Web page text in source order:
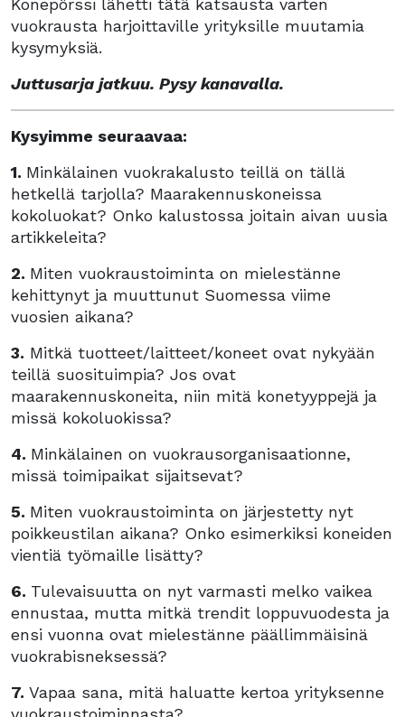
Konepörssi lähetti tätä katsausta varten
vuokrausta harjoittaville yrityksille muutamia
kysymyksiä.
Juttusarja jatkuu. Pysy kanavalla.
Kysyimme seuraavaa:
1. Minkälainen vuokrakalusto teillä on tällä
hetkellä tarjolla? Maarakennuskoneissa
kokoluokat? Onko kalustossa joitain aivan uusia
artikkeleita?
2. Miten vuokraustoiminta on mielestänne
kehittynyt ja muuttunut Suomessa viime
vuosien aikana?
3. Mitkä tuotteet/laitteet/koneet ovat nykyään
teillä suosituimpia? Jos ovat
maarakennuskoneita, niin mitä konetyyppejä ja
missä kokoluokissa?
4. Minkälainen on vuokrausorganisaationne,
missä toimipaikat sijaitsevat?
5. Miten vuokraustoiminta on järjestetty nyt
poikkeustilan aikana? Onko esimerkiksi koneiden
vientiä työmaille lisätty?
6. Tulevaisuutta on nyt varmasti melko vaikea
ennustaa, mutta mitkä trendit loppuvuodesta ja
ensi vuonna ovat mielestänne päällimmäisinä
vuokrabisneksessä?
7. Vapaa sana, mitä haluatte kertoa yrityksenne